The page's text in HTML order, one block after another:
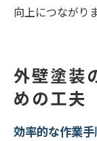
向上につながり
外壁塗装
めの工夫
効率的な作業